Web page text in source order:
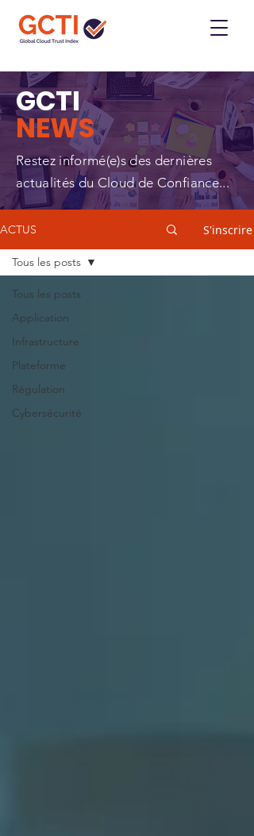
GCTI
NEWS
Restez informé(e)s des dernières
actualités du Cloud de Confiance...
ACTUS S'inscrire
Tous les posts
Application
Infrastructure
Plateforme
Régulation
Cybersécurité
Tous les posts